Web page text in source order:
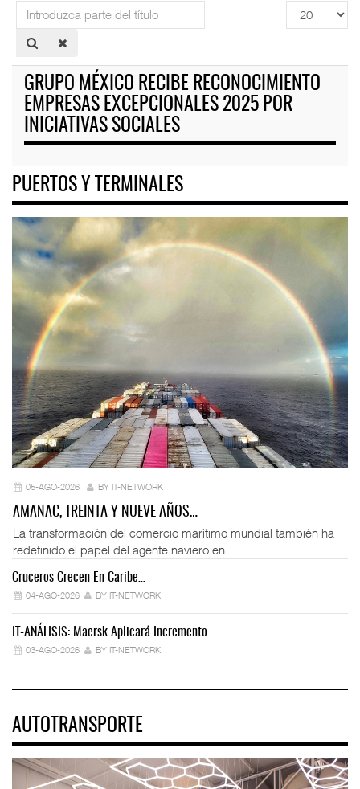
Introduzca
parte
del
Cantidad
a
GRUPO MÉXICO RECIBE RECONOCIMIENTO
EMPRESAS EXCEPCIONALES 2025 POR
INICIATIVAS SOCIALES
PUERTOS Y TERMINALES
05-AGO-2026 BY IT-NETWORK
AMANAC, TREINTA Y NUEVE AÑOS…
La transformación del comercio marítimo mundial también ha
redefinido el papel del agente naviero en ...
Cruceros Crecen En Caribe…
04-AGO-2026 BY IT-NETWORK
IT-ANÁLISIS: Maersk Aplicará Incremento…
03-AGO-2026 BY IT-NETWORK
AUTOTRANSPORTE